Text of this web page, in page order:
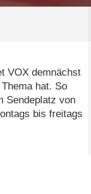
VOX demnächst
hat. So
Sendeplatz von
bis freitags